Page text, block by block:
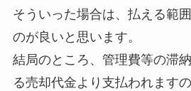
そういった場合は、払える範
のが良いと思います。
結局のところ、管理費等の滞
る売却代金より支払われます